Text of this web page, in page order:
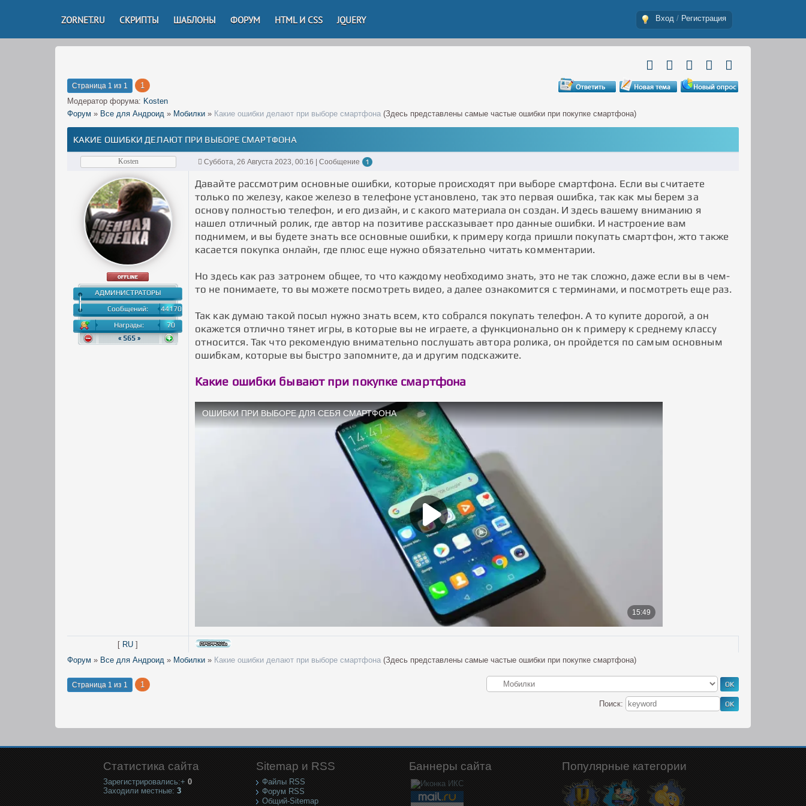
ZORNET.RU СКРИПТЫ ШАБЛОНЫ ФОРУМ HTML И CSS JQUERY Вход / Регистрация
Страница 1 из 1
1
Модератор форума: Kosten
Форум » Все для Андроид » Мобилки » Какие ошибки делают при выборе смартфона (Здесь представлены самые частые ошибки при покупке смартфона)
КАКИЕ ОШИБКИ ДЕЛАЮТ ПРИ ВЫБОРЕ СМАРТФОНА
Kosten Суббота, 26 Августа 2023, 00:16 | Сообщение 1
АДМИНИСТРАТОРЫ
Сообщений:
44170
Награды:
70
« 565 »
Давайте рассмотрим основные ошибки, которые происходят при выборе смартфона. Если вы считаете
только по железу, какое железо в телефоне установлено, так это первая ошибка, так как мы берем за
основу полностью телефон, и его дизайн, и с какого материала он создан. И здесь вашему вниманию я
нашел отличный ролик, где автор на позитиве рассказывает про данные ошибки. И настроение вам
поднимем, и вы будете знать все основные ошибки, к примеру когда пришли покупать смартфон, жто также
касается покупка онлайн, где плюс еще нужно обязательно читать комментарии.
Но здесь как раз затронем общее, то что каждому необходимо знать, это не так сложно, даже если вы в чем-
то не понимаете, то вы можете посмотреть видео, а далее ознакомится с терминами, и посмотреть еще раз.
Так как думаю такой посыл нужно знать всем, кто собрался покупать телефон. А то купите дорогой, а он
окажется отлично тянет игры, в которые вы не играете, а функционально он к примеру к среднему классу
относится. Так что рекомендую внимательно послушать автора ролика, он пройдется по самым основным
ошибкам, которые вы быстро запомните, да и другим подскажите.
Какие ошибки бывают при покупке смартфона
[ RU ]
Форум » Все для Андроид » Мобилки » Какие ошибки делают при выборе смартфона (Здесь представлены самые частые ошибки при покупке смартфона)
Страница 1 из 1 1
Поиск:
Статистика сайта
Зарегистрировались:+ 0
Заходили местные: 3
Sitemap и RSS
Файлы RSS
Форум RSS
Общий-Sitemap
Баннеры сайта Популярные категории